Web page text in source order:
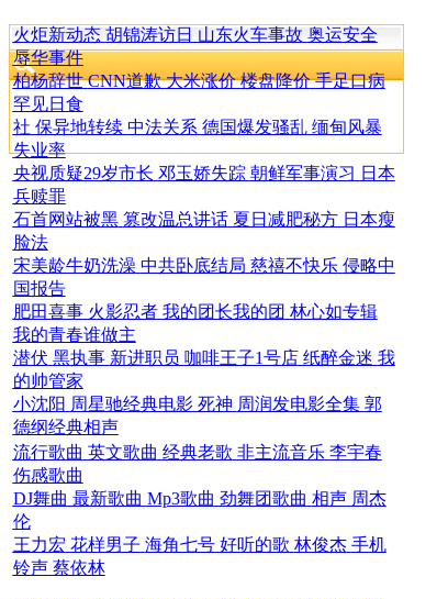
火炬新动态 胡锦涛访日 山东火车事故 奥运安全
辱华事件
柏杨辞世 CNN道歉 大米涨价 楼盘降价 手足口病
罕见日食
社 保异地转续 中法关系 德国爆发骚乱 缅甸风暴
失业率
央视质疑29岁市长 邓玉娇失踪 朝鲜军事演习 日本
兵赎罪
石首网站被黑 篡改温总讲话 夏日减肥秘方 日本瘦
脸法
宋美龄牛奶洗澡 中共卧底结局 慈禧不快乐 侵略中
国报告
肥田喜事 火影忍者 我的团长我的团 林心如专辑
我的青春谁做主
潜伏 黑执事 新进职员 咖啡王子1号店 纸醉金迷 我
的帅管家
小沈阳 周星驰经典电影 死神 周润发电影全集 郭
德纲经典相声
流行歌曲 英文歌曲 经典老歌 非主流音乐 李宇春
伤感歌曲
DJ舞曲 最新歌曲 Mp3歌曲 劲舞团歌曲 相声 周杰
伦
王力宏 花样男子 海角七号 好听的歌 林俊杰 手机
铃声 蔡依林